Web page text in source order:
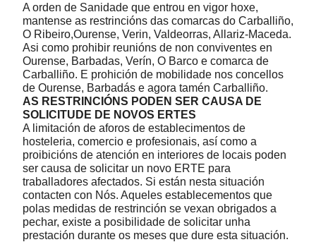
A orden de Sanidade que entrou en vigor hoxe,
mantense as restrincións das comarcas do Carballiño,
O Ribeiro,Ourense, Verin, Valdeorras, Allariz-Maceda.
Asi como prohibir reunións de non conviventes en
Ourense, Barbadas, Verín, O Barco e comarca de
Carballiño. E prohición de mobilidade nos concellos
de Ourense, Barbadás e agora tamén Carballiño.
AS RESTRINCIÓNS PODEN SER CAUSA DE
SOLICITUDE DE NOVOS ERTES
A limitación de aforos de establecimentos de
hosteleria, comercio e profesionais, así como a
proibicións de atención en interiores de locais poden
ser causa de solicitar un novo ERTE para
traballadores afectados. Si están nesta situación
contacten con Nós. Aqueles establecementos que
polas medidas de restrinción se vexan obrigados a
pechar, existe a posibilidade de solicitar unha
prestación durante os meses que dure esta situación.